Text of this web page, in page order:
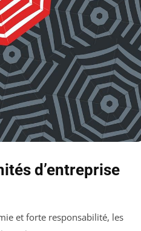
d’entreprise
et forte responsabilité, les